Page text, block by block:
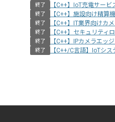
終了 【C++】IoT充電サー
終了 【C++】施設向け精算
終了 【C++】IT業界向けカ
終了 【C++】セキュリティ
終了 【C++】IPカメラエッ
終了 【C++/C言語】IoTシ